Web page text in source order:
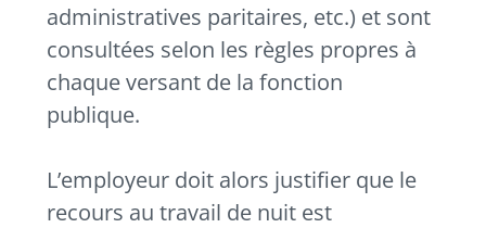
administratives paritaires, etc.) et sont
consultées selon les règles propres à
chaque versant de la fonction
publique.
L’employeur doit alors justifier que le
recours au travail de nuit est